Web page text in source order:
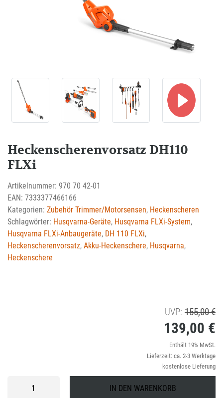
Heckenscherenvorsatz DH110
FLXi
Artikelnummer: 970 70 42-01
EAN: 7333377466166
Kategorien: Zubehör Trimmer/Motorsensen, Heckenscheren
Schlagwörter: Husqvarna-Geräte, Husqvarna FLXi-System,
Husqvarna FLXi-Anbaugeräte, DH 110 FLXi,
Heckenscherenvorsatz, Akku-Heckenschere, Husqvarna,
Heckenschere
UVP: 155,00€
139,00 €
Enthält 19% MwSt.
Lieferzeit: ca. 2-3 Werktage
kostenlose Lieferung
IN DEN WARENKORB